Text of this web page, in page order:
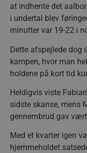
at indhente det
i undertal blev
minutter var 19-22 i
Dette afspejlede dog
kampen, hvor man
holdene på kort tid
Heldigvis viste
sidste skanse, mens
gennembrud gav
Med et kvarter igen
hjemmeholdet
Absolut
såsom
Hjemmesiden
/dyna-.*/i